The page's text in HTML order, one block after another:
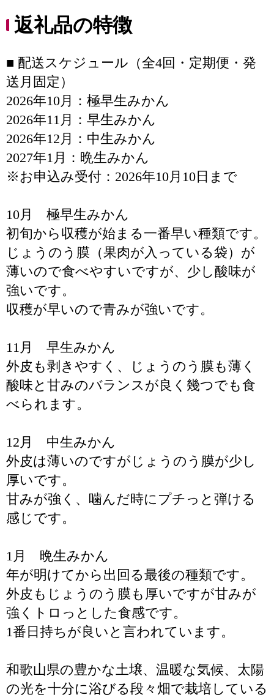
返礼品の特徴
■ 配送スケジュール（全4回・定期便・発
送月固定）
2026年10月：極早生みかん
2026年11月：早生みかん
2026年12月：中生みかん
2027年1月：晩生みかん
※お申込み受付：2026年10月10日まで
10月 極早生みかん
初旬から収穫が始まる一番早い種類です。
じょうのう膜（果肉が入っている袋）が
薄いので食べやすいですが、少し酸味が
強いです。
収穫が早いので青みが強いです。
11月 早生みかん
外皮も剥きやすく、じょうのう膜も薄く
酸味と甘みのバランスが良く幾つでも食
べられます。
12月 中生みかん
外皮は薄いのですがじょうのう膜が少し
厚いです。
甘みが強く、噛んだ時にプチっと弾ける
感じです。
1月 晩生みかん
年が明けてから出回る最後の種類です。
外皮もじょうのう膜も厚いですが甘みが
強くトロっとした食感です。
1番日持ちが良いと言われています。
和歌山県の豊かな土壌、温暖な気候、太陽
の光を十分に浴びる段々畑で栽培している